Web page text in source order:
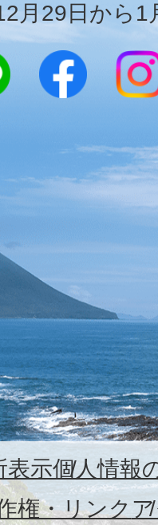
12月29日から1
表示個人情報
権・リンク